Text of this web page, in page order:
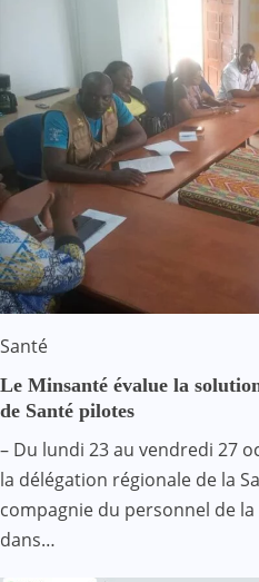
Santé
Le Minsanté évalue la
de Santé pilotes
– Du lundi 23 au vendredi 27
la délégation régionale de la
compagnie du personnel de
dans…